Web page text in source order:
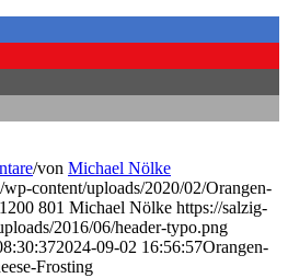
/von Michael Nölke
wp-content/uploads/2020/02/Orangen-
1200 801 Michael Nölke https://salzig-
2016/06/header-typo.png
2024-09-02 16:56:57Orangen-
Frosting